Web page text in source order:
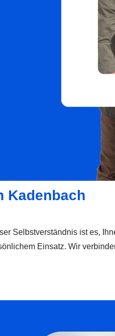
Kadenbach
Selbstverständnis ist es,
Einsatz. Wir